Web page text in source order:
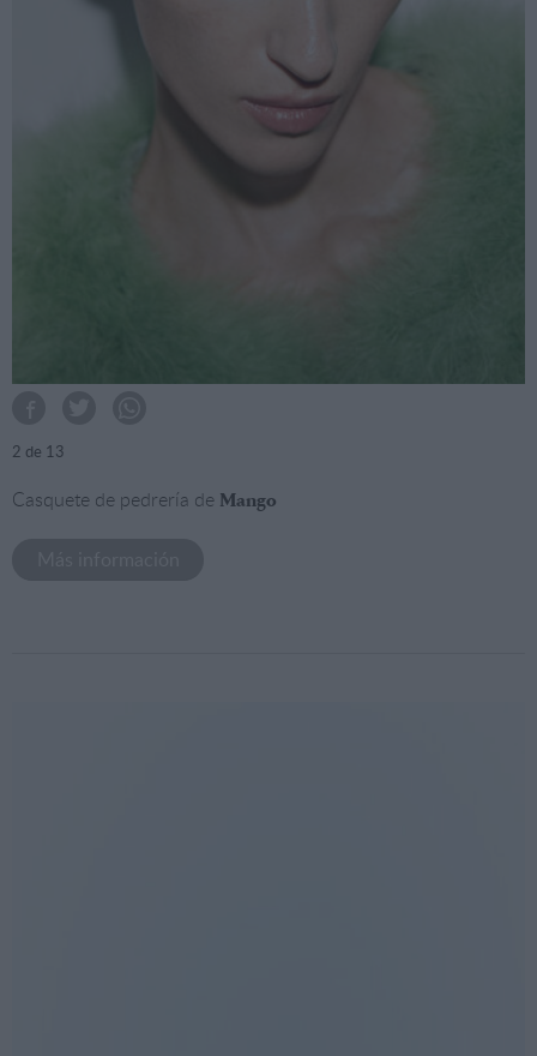
2 de 13
Casquete de pedrería de Mango